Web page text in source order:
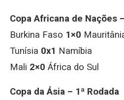
Copa Africana de Nações
Burkina Faso 1×0
Tunísia 0x1 Namíbia
Mali 2×0 África do Sul
Copa da Ásia – 1ª Rodada